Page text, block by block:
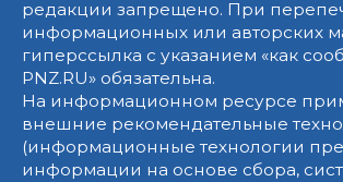
редакции запрещено. При
информационных или авторских
гиперссылка с указанием «как
PNZ.RU» обязательна.
На информационном ресурсе
внешние рекомендательные
(информационные технологии
информации на основе сбора,